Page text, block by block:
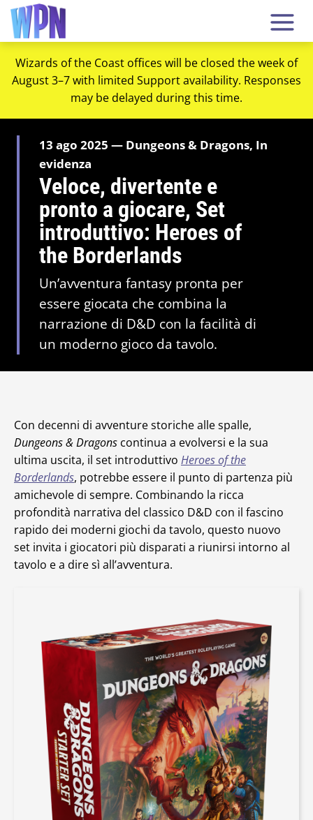
Wizards of the Coast offices will be closed the week of
August 3–7 with limited Support availability. Responses
may be delayed during this time.
13 ago 2025 — Dungeons & Dragons, In
evidenza
Veloce, divertente e
pronto a giocare, Set
introduttivo: Heroes of
the Borderlands
Un’avventura fantasy pronta per
essere giocata che combina la
narrazione di D&D con la facilità di
un moderno gioco da tavolo.
Con decenni di avventure storiche alle spalle,
Dungeons & Dragons continua a evolversi e la sua
ultima uscita, il set introduttivo Heroes of the
Borderlands, potrebbe essere il punto di partenza più
amichevole di sempre. Combinando la ricca
profondità narrativa del classico D&D con il fascino
rapido dei moderni giochi da tavolo, questo nuovo
set invita i giocatori più disparati a riunirsi intorno al
tavolo e a dire sì all’avventura.